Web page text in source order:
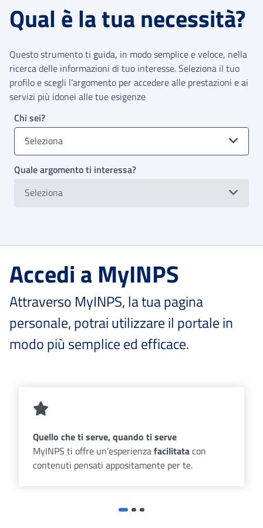
Qual è la tua necessità?
Questo strumento ti guida, in modo semplice e veloce, nella
ricerca delle informazioni di tuo interesse. Seleziona il tuo
profilo e scegli l’argomento per accedere alle prestazioni e ai
servizi più idonei alle tue esigenze
Chi sei?
Seleziona
Quale argomento ti interessa?
Seleziona
Accedi a MyINPS
Attraverso MyINPS, la tua pagina
personale, potrai utilizzare il portale in
modo più semplice ed efficace.
Quello che ti serve, quando ti serve
MyINPS ti offre un’esperienzafacilitatacon
contenuti pensati appositamente per te.